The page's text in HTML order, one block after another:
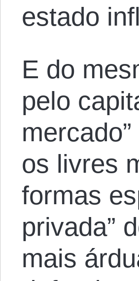
estado
E do
pelo
os livres
formas
privada”
mais